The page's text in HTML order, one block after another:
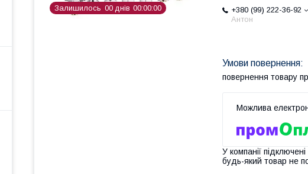
Залишилось 00 днів 00 00 00
+380 (99) 222-36-92
Антон
повернення товару
У компанії
будь-який товар не